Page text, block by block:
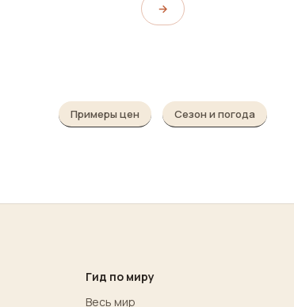
→
Примеры цен Сезон и погода
Гид по миру
Весь мир